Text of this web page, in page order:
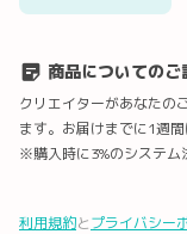
商品についてのご
クリエイターがあなたの
ます。お届けまでに1週
※購入時に3%のシステム
利用規約とプライバシー
URLコピー